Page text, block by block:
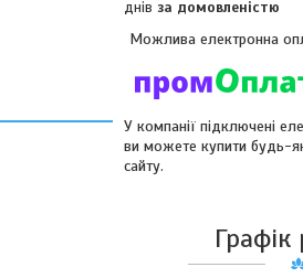
днів за домовленістю
У компанії підключені
ви можете купити будь-
сайту.